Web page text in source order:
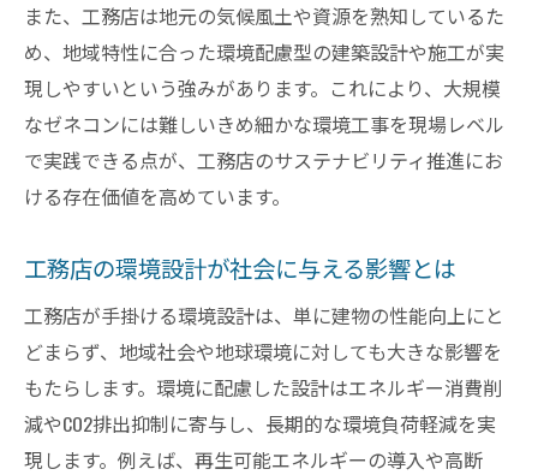
また、工務店は地元の気候風土や資源を熟知しているた
め、地域特性に合った環境配慮型の建築設計や施工が実
現しやすいという強みがあります。これにより、大規模
なゼネコンには難しいきめ細かな環境工事を現場レベル
で実践できる点が、工務店のサステナビリティ推進にお
ける存在価値を高めています。
工務店の環境設計が社会に与える影響とは
工務店が手掛ける環境設計は、単に建物の性能向上にと
どまらず、地域社会や地球環境に対しても大きな影響を
もたらします。環境に配慮した設計はエネルギー消費削
減やCO2排出抑制に寄与し、長期的な環境負荷軽減を実
現します。例えば、再生可能エネルギーの導入や高断